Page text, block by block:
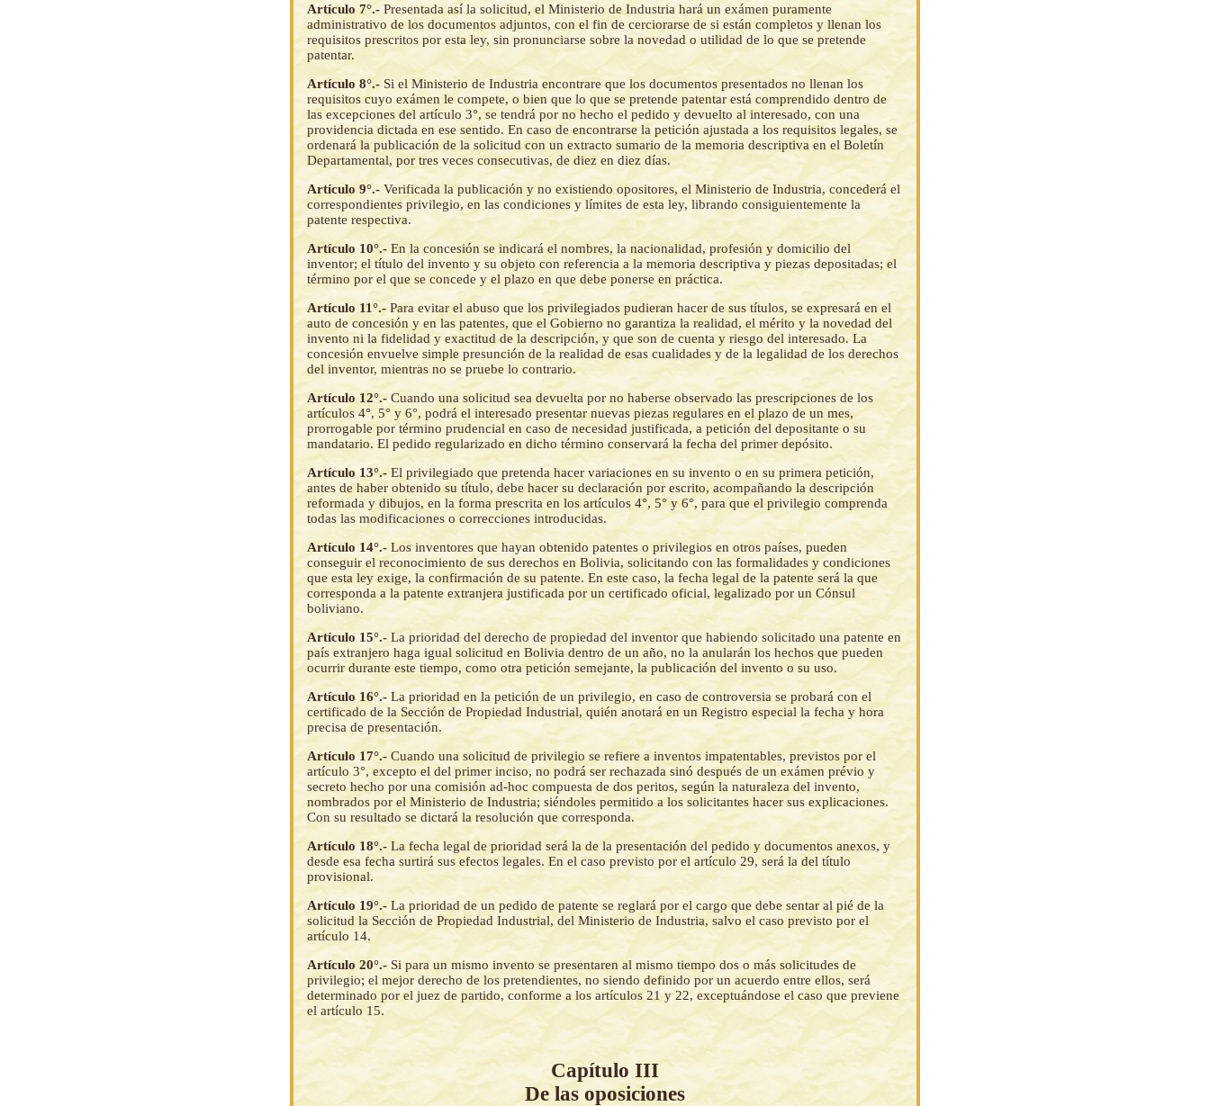
Artículo 7°.- Presentada así la solicitud, el Ministerio de Industria hará un exámen puramente
administrativo de los documentos adjuntos, con el fin de cerciorarse de si están completos y llenan los
requisitos prescritos por esta ley, sin pronunciarse sobre la novedad o utilidad de lo que se pretende
patentar.
Artículo 8°.- Si el Ministerio de Industria encontrare que los documentos presentados no llenan los
requisitos cuyo exámen le compete, o bien que lo que se pretende patentar está comprendido dentro de
las excepciones del artículo 3°, se tendrá por no hecho el pedido y devuelto al interesado, con una
providencia dictada en ese sentido. En caso de encontrarse la petición ajustada a los requisitos legales, se
ordenará la publicación de la solicitud con un extracto sumario de la memoria descriptiva en el Boletín
Departamental, por tres veces consecutivas, de diez en diez días.
Artículo 9°.- Verificada la publicación y no existiendo opositores, el Ministerio de Industria, concederá el
correspondientes privilegio, en las condiciones y límites de esta ley, librando consiguientemente la
patente respectiva.
Artículo 10°.- En la concesión se indicará el nombres, la nacionalidad, profesión y domicilio del
inventor; el título del invento y su objeto con referencia a la memoria descriptiva y piezas depositadas; el
término por el que se concede y el plazo en que debe ponerse en práctica.
Artículo 11°.- Para evitar el abuso que los privilegiados pudieran hacer de sus títulos, se expresará en el
auto de concesión y en las patentes, que el Gobierno no garantiza la realidad, el mérito y la novedad del
invento ni la fidelidad y exactitud de la descripción, y que son de cuenta y riesgo del interesado. La
concesión envuelve simple presunción de la realidad de esas cualidades y de la legalidad de los derechos
del inventor, mientras no se pruebe lo contrario.
Artículo 12°.- Cuando una solicitud sea devuelta por no haberse observado las prescripciones de los
artículos 4°, 5° y 6°, podrá el interesado presentar nuevas piezas regulares en el plazo de un mes,
prorrogable por término prudencial en caso de necesidad justificada, a petición del depositante o su
mandatario. El pedido regularizado en dicho término conservará la fecha del primer depósito.
Artículo 13°.- El privilegiado que pretenda hacer variaciones en su invento o en su primera petición,
antes de haber obtenido su título, debe hacer su declaración por escrito, acompañando la descripción
reformada y dibujos, en la forma prescrita en los artículos 4°, 5° y 6°, para que el privilegio comprenda
todas las modificaciones o correcciones introducidas.
Artículo 14°.- Los inventores que hayan obtenido patentes o privilegios en otros países, pueden
conseguir el reconocimiento de sus derechos en Bolivia, solicitando con las formalidades y condiciones
que esta ley exige, la confirmación de su patente. En este caso, la fecha legal de la patente será la que
corresponda a la patente extranjera justificada por un certificado oficial, legalizado por un Cónsul
boliviano.
Artículo 15°.- La prioridad del derecho de propiedad del inventor que habiendo solicitado una patente en
país extranjero haga igual solicitud en Bolivia dentro de un año, no la anularán los hechos que pueden
ocurrir durante este tiempo, como otra petición semejante, la publicación del invento o su uso.
Artículo 16°.- La prioridad en la petición de un privilegio, en caso de controversia se probará con el
certificado de la Sección de Propiedad Industrial, quién anotará en un Registro especial la fecha y hora
precisa de presentación.
Artículo 17°.- Cuando una solicitud de privilegio se refiere a inventos impatentables, previstos por el
artículo 3°, excepto el del primer inciso, no podrá ser rechazada sinó después de un exámen prévio y
secreto hecho por una comisión ad-hoc compuesta de dos peritos, según la naturaleza del invento,
nombrados por el Ministerio de Industria; siéndoles permitido a los solicitantes hacer sus explicaciones.
Con su resultado se dictará la resolución que corresponda.
Artículo 18°.- La fecha legal de prioridad será la de la presentación del pedido y documentos anexos, y
desde esa fecha surtirá sus efectos legales. En el caso previsto por el artículo 29, será la del título
provisional.
Artículo 19°.- La prioridad de un pedido de patente se reglará por el cargo que debe sentar al pié de la
solicitud la Sección de Propiedad Industrial, del Ministerio de Industria, salvo el caso previsto por el
artículo 14.
Artículo 20°.- Si para un mismo invento se presentaren al mismo tiempo dos o más solicitudes de
privilegio; el mejor derecho de los pretendientes, no siendo definido por un acuerdo entre ellos, será
determinado por el juez de partido, conforme a los artículos 21 y 22, exceptuándose el caso que previene
el artículo 15.
Capítulo III
De las oposiciones